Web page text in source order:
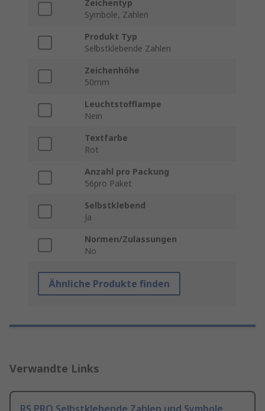
Zeichentyp
Symbole, Zahlen
Produkt Typ
Selbstklebende Zahlen
Zeichenhöhe
50mm
Leuchtstofflampe
Nein
Textfarbe
Rot
Anzahl pro Packung
56pro Paket
Selbstklebend
Ja
Normen/Zulassungen
No
Ähnliche Produkte finden
Verwandte Links